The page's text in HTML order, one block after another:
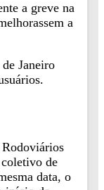
a greve na
a
Janeiro
de
data, o